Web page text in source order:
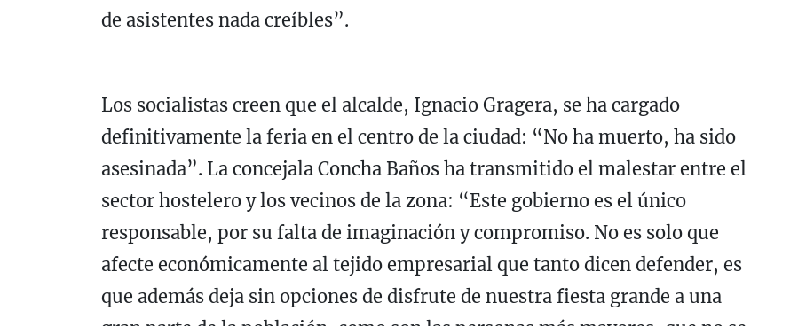
de asistentes nada creíbles”.
Los socialistas creen que el alcalde, Ignacio Gragera, se ha cargado
definitivamente la feria en el centro de la ciudad: “No ha muerto, ha sido
asesinada”. La concejala Concha Baños ha transmitido el malestar entre el
sector hostelero y los vecinos de la zona: “Este gobierno es el único
responsable, por su falta de imaginación y compromiso. No es solo que
afecte económicamente al tejido empresarial que tanto dicen defender, es
que además deja sin opciones de disfrute de nuestra fiesta grande a una